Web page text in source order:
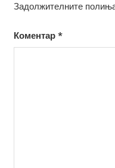
Задолжителните
Коментар *